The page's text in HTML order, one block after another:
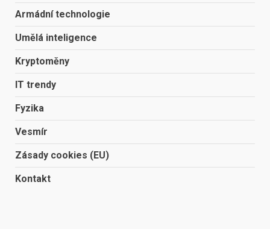
Armádní technologie
Umělá inteligence
Kryptoměny
IT trendy
Fyzika
Vesmír
Zásady cookies (EU)
Kontakt